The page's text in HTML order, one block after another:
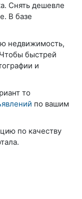
Снять дешевле
В базе
недвижимость,
быстрей
и
то
по вашим
по качеству